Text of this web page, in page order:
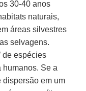
30-40 anos
naturais,
áreas silvestres
selvagens.
de espécies
humanos. Se a
dispersão em um